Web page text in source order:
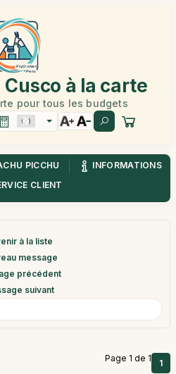
Cusco à la carte
pour tous les budgets
PICCHU
INFORMATIONS
CLIENT
à la liste
message
précédent
suivant
Page 1 de 1 1